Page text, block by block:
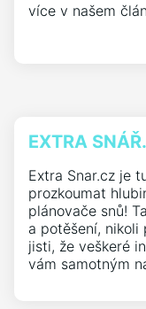
více v našem
EXTRA
Extra Snar.cz je
prozkoumat
plánovače snů!
a potěšení,
jisti, že veškeré
vám samotným